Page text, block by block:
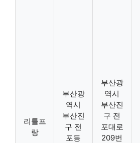
리틀프
랑
부산광
역시
부산진
구 전
포동
부산광
역시
부산진
구 전
포대로
209번